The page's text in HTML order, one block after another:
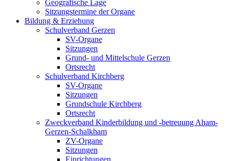
Geografische Lage
Sitzungstermine der Organe
Bildung & Erziehung
Schulverband Gerzen
SV-Organe
Sitzungen
Grund- und Mittelschule Gerzen
Ortsrecht
Schulverband Kirchberg
SV-Organe
Sitzungen
Grundschule Kirchberg
Ortsrecht
Zweckverband Kinderbildung und -betreuung Aham-
Gerzen-Schalkham
ZV-Organe
Sitzungen
Einrichtungen